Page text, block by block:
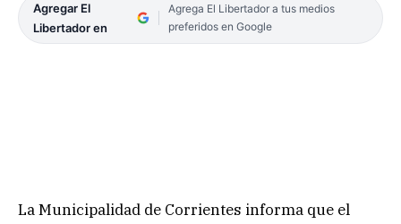
Agregar El
Libertador en
Agrega El Libertador a tus medios
preferidos en Google
La Municipalidad de Corrientes informa que el